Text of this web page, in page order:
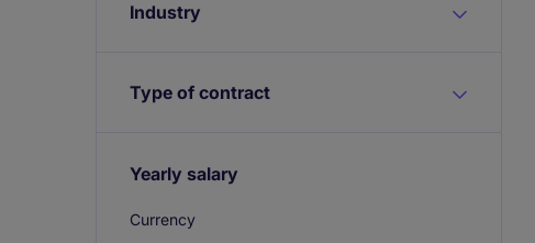
Industry
Type of contract
Yearly salary
Currency